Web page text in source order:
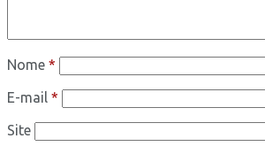
Nome *
E-mail *
Site